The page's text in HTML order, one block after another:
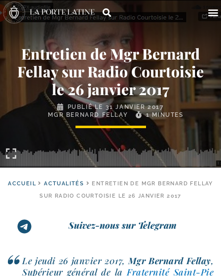
Entretien de Mgr Bernard
Fellay sur Radio Courtoisie
le 26 janvier 2017
PUBLIÉ LE 31 JANVIER 2017
MGR BERNARD FELLAY
1 MINUTES
ACCUEIL ACTUALITÉS
ENTRETIEN DE MGR BERNARD FELLAY
SUR RADIO COURTOISIE LE 26 JANVIER 2017
Suivez-nous sur Telegram
Le jeu­di 26 jan­vier 2017,Mgr Bernard Fellay,
Supérieur géné­ral de laFraternité Saint-​Pie